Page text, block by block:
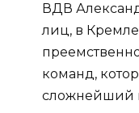
ВДВ
лиц, в
команд,
сложнейший